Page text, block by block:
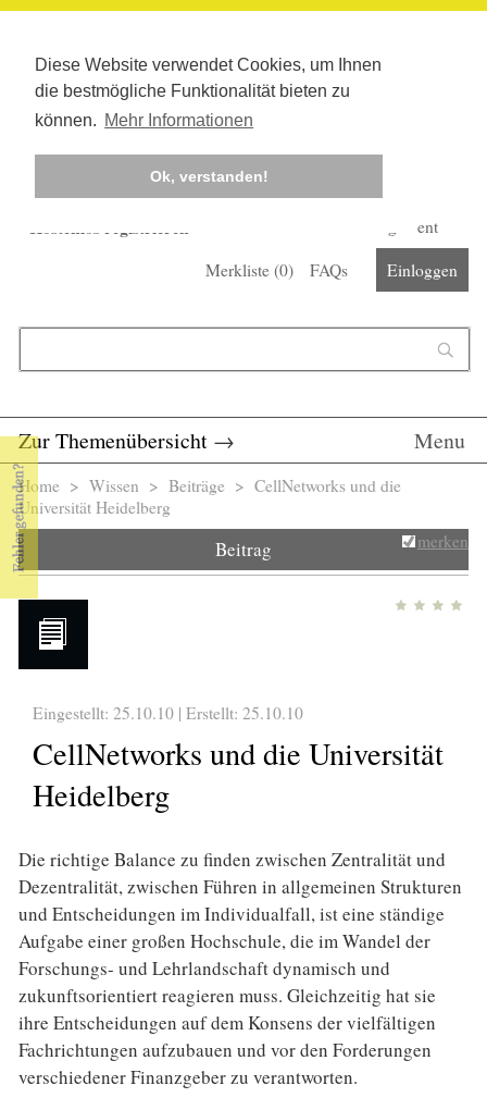
Diese Website verwendet Cookies, um Ihnen
die bestmögliche Funktionalität bieten zu
können. Mehr Informationen
Ok, verstanden!
Kostenlos registrieren
Corona-Management
Merkliste (0) FAQs Einloggen
Zur Themenübersicht → Menu
Sie sind hier
Home > Wissen > Beiträge > CellNetworks und die
Universität Heidelberg
Beitrag merken
Eingestellt: 25.10.10 | Erstellt: 25.10.10
CellNetworks und die Universität
Heidelberg
Die richtige Balance zu finden zwischen Zentralität und
Dezentralität, zwischen Führen in allgemeinen Strukturen
und Entscheidungen im Individualfall, ist eine ständige
Aufgabe einer großen Hochschule, die im Wandel der
Forschungs- und Lehrlandschaft dynamisch und
zukunftsorientiert reagieren muss. Gleichzeitig hat sie
ihre Entscheidungen auf dem Konsens der vielfältigen
Fachrichtungen aufzubauen und vor den Forderungen
verschiedener Finanzgeber zu verantworten.